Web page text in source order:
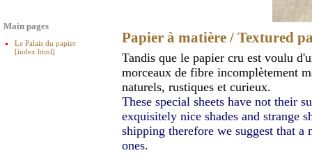
Main pages
Le Palais du papier
[index.html]
Papier à matière / Textured
Tandis que le papier cru est voulu
morceaux de fibre incomplètement
naturels, rustiques et curieux.
These special sheets have not their
exquisitely nice shades and strange
shipping therefore we suggest that
ones.